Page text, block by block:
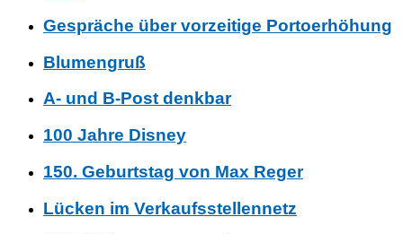
Gespräche über vorzeitige Portoerhöhung
Blumengruß
A- und B-Post denkbar
100 Jahre Disney
150. Geburtstag von Max Reger
Lücken im Verkaufsstellennetz